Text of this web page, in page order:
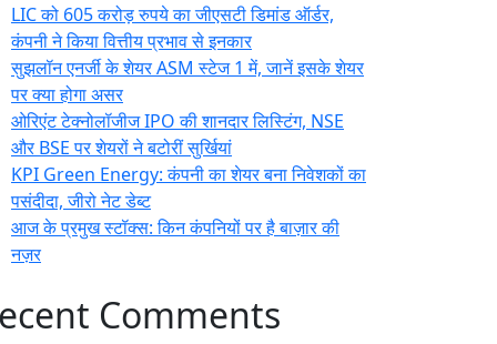
LIC को 605 करोड़ रुपये का जीएसटी डिमांड ऑर्डर,
कंपनी ने किया वित्तीय प्रभाव से इनकार
सुझलॉन एनर्जी के शेयर ASM स्टेज 1 में, जानें इसके शेयर
पर क्या होगा असर
ओरिएंट टेक्नोलॉजीज IPO की शानदार लिस्टिंग, NSE
और BSE पर शेयरों ने बटोरीं सुर्खियां
KPI Green Energy: कंपनी का शेयर बना निवेशकों का
पसंदीदा, जीरो नेट डेब्ट
आज के प्रमुख स्टॉक्स: किन कंपनियों पर है बाज़ार की
नज़र
Comments